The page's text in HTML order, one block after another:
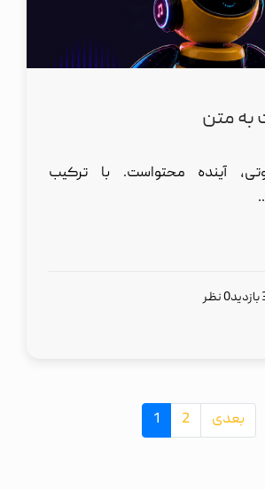
به متن
آینده محتواست. با ترکیب
0 نظر
1 2 بعدی